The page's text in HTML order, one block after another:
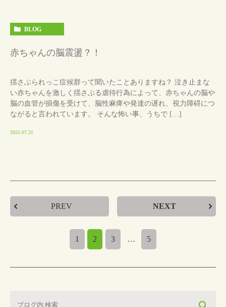
BLOG
赤ちゃんの脳震盪？！
揺さぶられっこ症候群って聞いたことありますね？ 泣き止まな
い赤ちゃんを激しく揺さぶる虐待行為によって、赤ちゃんの脳や
脳の血管が損傷を受けて、脳性麻痺や発達の遅れ、視力障碍につ
ながると言われています。 そんな怖い事、うちで […]
2025.07.21
PREV
1 2 3 … 5
NEXT